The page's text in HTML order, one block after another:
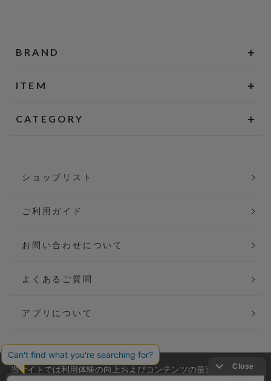
BRAND
ITEM
CATEGORY
ショップリスト
ご利用ガイド
お問い合わせについて
よくあるご質問
アプリについて
当サイトでは利用体験の向上およびコンテンツの最適な提供、ト